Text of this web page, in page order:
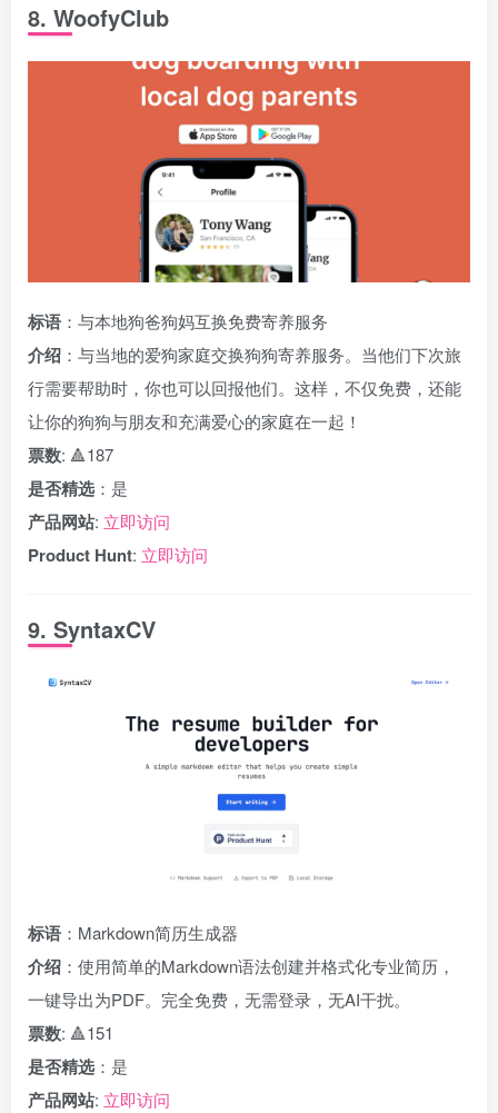
8. WoofyClub
标语 ：与本地狗爸狗妈互换免费寄养服务
介绍 ：与当地的爱狗家庭交换狗狗寄养服务。当他们下次旅
行需要帮助时，你也可以回报他们。这样，不仅免费，还能
让你的狗狗与朋友和充满爱心的家庭在一起！
票数: 🔺187
是否精选 ：是
产品网站: 立即访问
Product Hunt: 立即访问
9. SyntaxCV
标语 ：Markdown简历生成器
介绍 ：使用简单的Markdown语法创建并格式化专业简历，
一键导出为PDF。完全免费，无需登录，无AI干扰。
票数: 🔺151
是否精选 ：是
产品网站: 立即访问